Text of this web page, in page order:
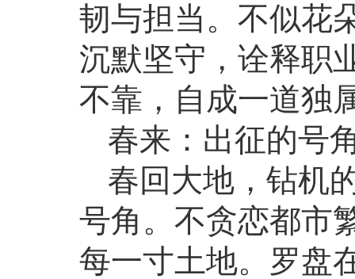
韧与担当。不似花
沉默坚守，诠释职
不靠，自成一道独
春来：出征的号
春回大地，钻机
号角。不贪恋都市
每一寸土地。罗盘